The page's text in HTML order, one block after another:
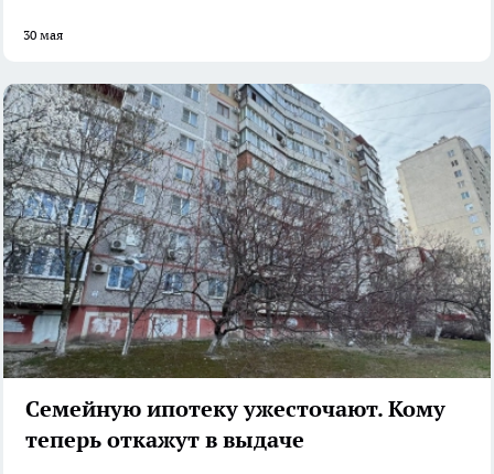
30 мая
Семейную ипотеку ужесточают. Кому
теперь откажут в выдаче